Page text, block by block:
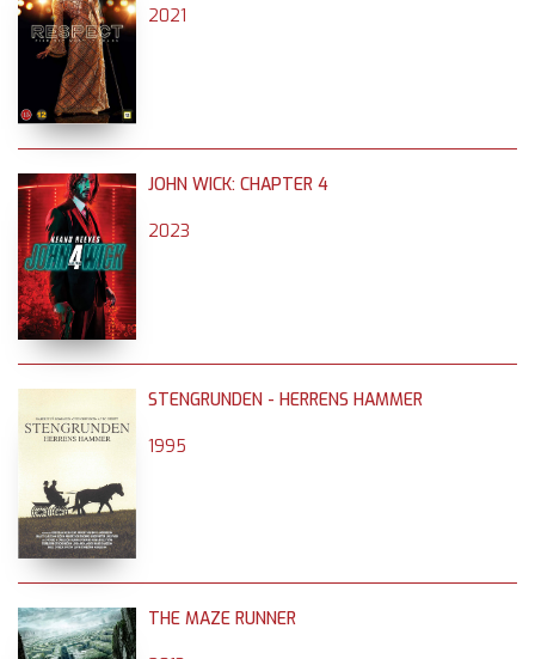
2021
JOHN WICK: CHAPTER 4
2023
STENGRUNDEN - HERRENS HAMMER
1995
THE MAZE RUNNER